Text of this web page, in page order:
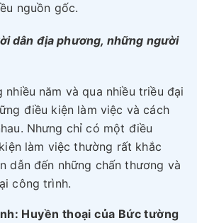
nguồn gốc.
dân địa phương, những người
năm và qua nhiều triều đại
điều kiện làm việc và cách
Nhưng chỉ có một điều
làm việc thường rất khắc
dẫn đến những chấn thương và
công trình.
Huyền thoại của Bức tường